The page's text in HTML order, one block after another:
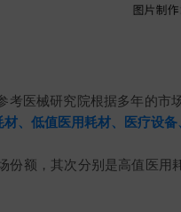
医械研究院根据多年的市
材、低值医用耗材、医疗设
份额，其次分别是高值医用